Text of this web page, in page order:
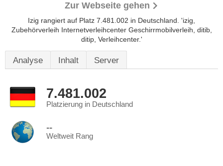
Zur Webseite gehen
Izig rangiert auf Platz 7.481.002 in Deutschland. 'izig,
Zubehörverleih Internetverleihcenter Geschirrmobilverleih, ditib,
ditip, Verleihcenter.'
Analyse Inhalt Server
7.481.002
Platzierung in Deutschland
--
Weltweit Rang